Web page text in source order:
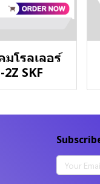
โรลเลอร์
SKF